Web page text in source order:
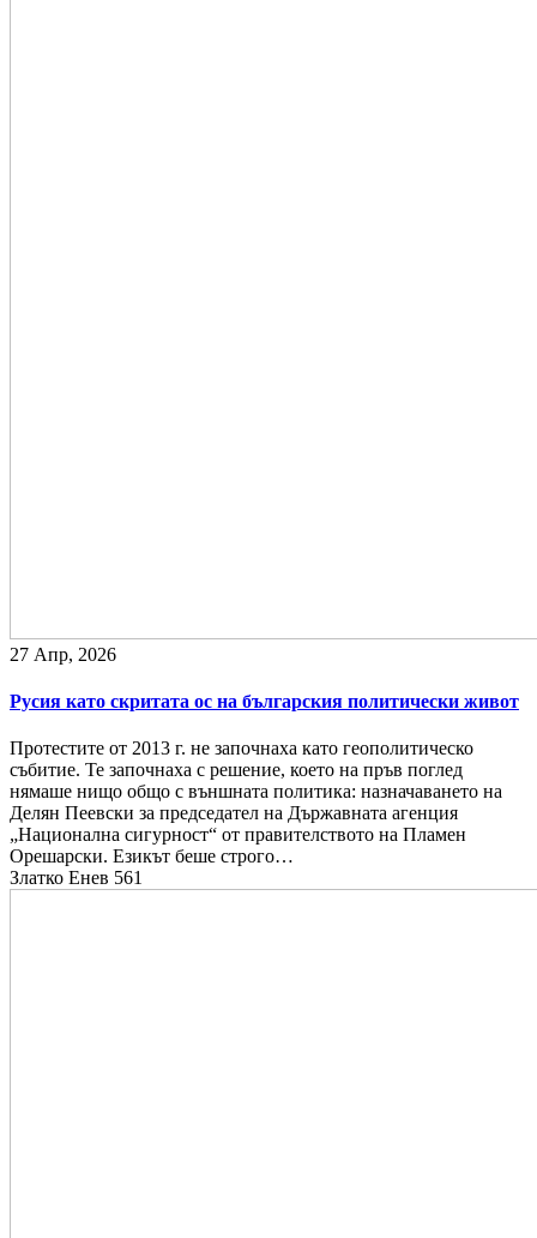
27 Апр, 2026
Русия като скритата ос на българския политически живот
Протестите от 2013 г. не започнаха като геополитическо
събитие. Те започнаха с решение, което на пръв поглед
нямаше нищо общо с външната политика: назначаването на
Делян Пеевски за председател на Държавната агенция
„Национална сигурност“ от правителството на Пламен
Орешарски. Езикът беше строго…
Златко Енев 561